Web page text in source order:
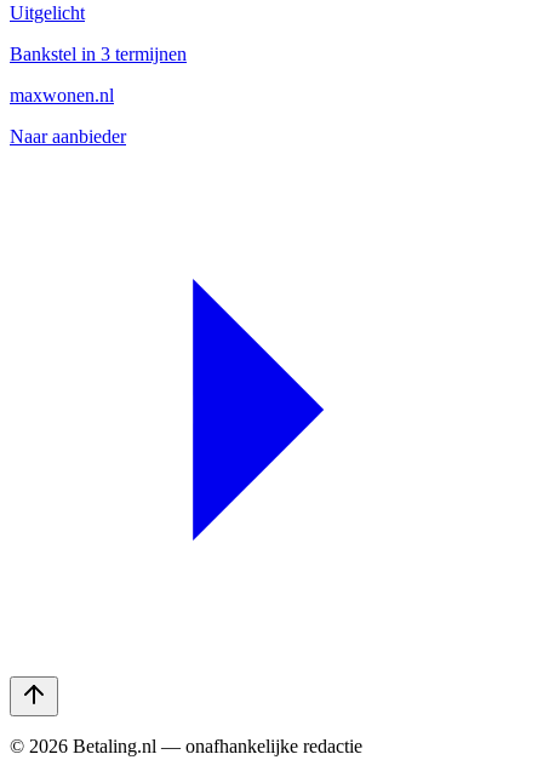
Uitgelicht
Bankstel in 3 termijnen
maxwonen.nl
Naar aanbieder
© 2026 Betaling.nl — onafhankelijke redactie